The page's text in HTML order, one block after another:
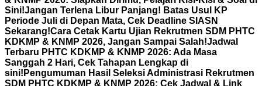
Sini!Jangan Terlena Libur Panjang! Batas Usul KP
Periode Juli di Depan Mata, Cek Deadline SIASN
Sekarang!Cara Cetak Kartu Ujian Rekrutmen SDM PHTC
KDKMP & KNMP 2026, Jangan Sampai Salah!Jadwal
Terbaru PHTC KDKMP & KNMP 2026: Ada Masa
Sanggah 2 Hari, Cek Tahapan Lengkap di
sini! Pengumuman Hasil Seleksi Administrasi Rekrutmen
SDM PHTC KDKMP & KNMP 2026: Cek Jadwal & Link